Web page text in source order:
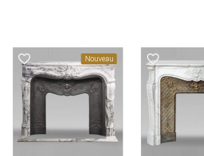
favorite_border Nouveau favorite_border